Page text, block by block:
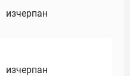
изчерпан
изчерпан